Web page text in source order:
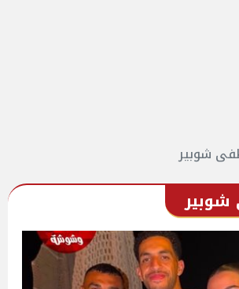
شوبير